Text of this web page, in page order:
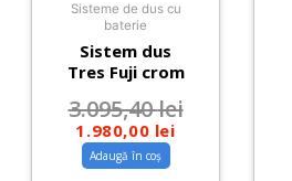
Sisteme de dus cu
baterie
Sistem dus
Tres Fuji crom
3.095,40lei
1.980,00 lei
Adaugă în coș